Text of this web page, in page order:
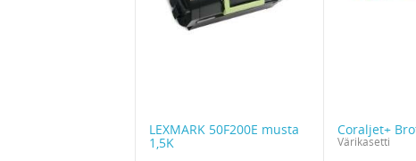
LEXMARK 50F200E musta
1,5K
Coraljet+
Värikasetti